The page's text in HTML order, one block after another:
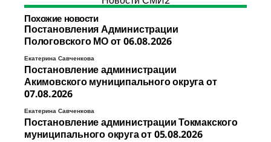
Похожие новости
Постановления Администрации
Пологовского МО от 06.08.2026
Екатерина Савченкова
Постановление администрации
Акимовского муниципального округа от
07.08.2026
Екатерина Савченкова
Постановление администрации Токмакского
муниципального округа от 05.08.2026